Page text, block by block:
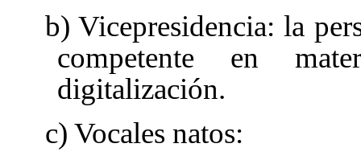
b) Vicepresidencia: la
competente en
digitalización.
c) Vocales natos: